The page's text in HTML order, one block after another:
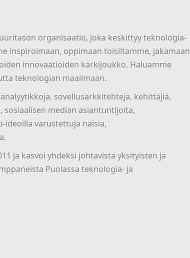
organisaatio, joka keskittyy teknologia-
inspiroimaan, oppimaan toisiltamme, jakamaan
innovaatioiden kärkijoukko. Haluamme
teknologian maailmaan.
sovellusarkkitehteja, kehittäjiä,
median asiantuntijoita,
varustettuja naisia,
ja kasvoi yhdeksi johtavista yksityisten ja
Puolassa teknologia- ja